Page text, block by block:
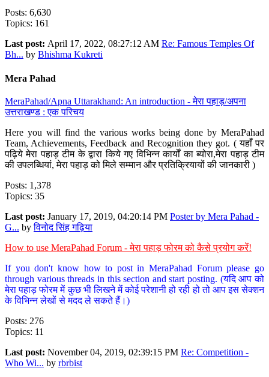
Posts: 6,630
Topics: 161
Last post: April 17, 2022, 08:27:12 AM Re: Famous Temples Of
Bh... by Bhishma Kukreti
Mera Pahad
MeraPahad/Apna Uttarakhand: An introduction - मेरा पहाड़/अपना
उत्तराखण्ड : एक परिचय
Here you will find the various works being done by MeraPahad
Team, Achievements, Feedback and Recognition they got. ( यहाँ पर
पढ़िये मेरा पहाड़ टीम के द्वारा किये गए विभिन्न कार्यों का ब्योरा,मेरा पहाड़ टीम
की उपलब्धियां, मेरा पहाड़ को मिले सम्मान और प्रतिक्रियायों की जानकारी )
Posts: 1,378
Topics: 35
Last post: January 17, 2019, 04:20:14 PM Poster by Mera Pahad -
G... byविनोद सिंह गढ़िया
How to use MeraPahad Forum - मेरा पहाड़ फोरम को कैसे प्रयोग करें!
If you don't know how to post in MeraPahad Forum please go
through various threads in this section and start posting. (यदि आप को
मेरा पहाड़ फोरम में कुछ भी लिखने में कोई परेशानी हो रही हो तो आप इस सेक्शन
के विभिन्न लेखों से मदद ले सकते हैं।)
Posts: 276
Topics: 11
Last post: November 04, 2019, 02:39:15 PM Re: Competition -
Who Wi... by rbrbist